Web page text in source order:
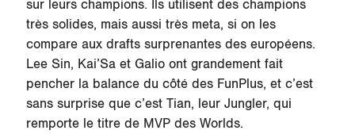
sur leurs champions. Ils utilisent des champions
très solides, mais aussi très meta, si on les
compare aux drafts surprenantes des européens.
Lee Sin, Kai’Sa et Galio ont grandement fait
pencher la balance du côté des FunPlus, et c’est
sans surprise que c’est Tian, leur Jungler, qui
remporte le titre de MVP des Worlds.